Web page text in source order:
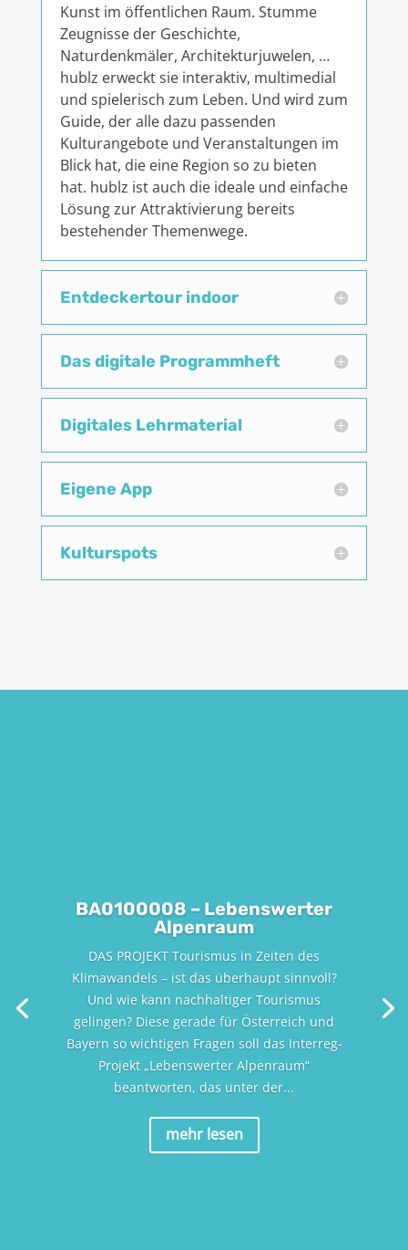
Kunst im öffentlichen Raum. Stumme
Zeugnisse der Geschichte,
Naturdenkmäler, Architekturjuwelen, …
hublz erweckt sie interaktiv, multimedial
und spielerisch zum Leben. Und wird zum
Guide, der alle dazu passenden
Kulturangebote und Veranstaltungen im
Blick hat, die eine Region so zu bieten
hat. hublz ist auch die ideale und einfache
Lösung zur Attraktivierung bereits
bestehender Themenwege.
Entdeckertour indoor
Das digitale Programmheft
Digitales Lehrmaterial
Eigene App
Kulturspots
BA0100008 – Lebenswerter
Alpenraum
DAS PROJEKT Tourismus in Zeiten des
Klimawandels – ist das überhaupt sinnvoll?
Und wie kann nachhaltiger Tourismus
gelingen? Diese gerade für Österreich und
Bayern so wichtigen Fragen soll das Interreg-
Projekt „Lebenswerter Alpenraum“
beantworten, das unter der...
mehr lesen